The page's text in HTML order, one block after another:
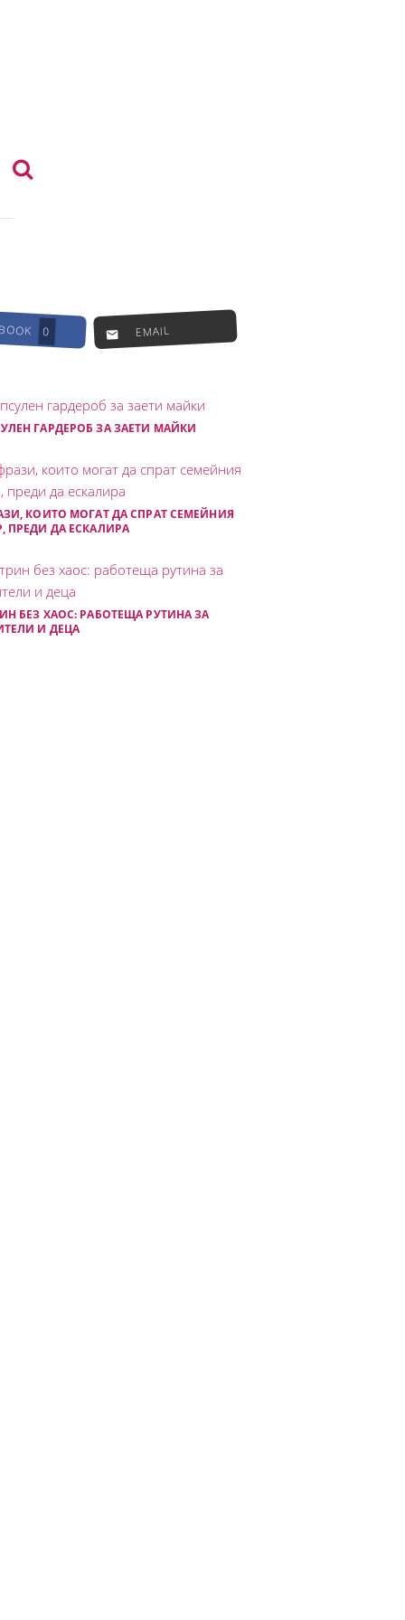
0 EMAIL
ГАРДЕРОБ ЗА ЗАЕТИ МАЙКИ
КОИТО МОГАТ ДА СПРАТ СЕМЕЙНИЯ
ПРЕДИ ДА ЕСКАЛИРА
БЕЗ ХАОС: РАБОТЕЩА РУТИНА ЗА
И ДЕЦА